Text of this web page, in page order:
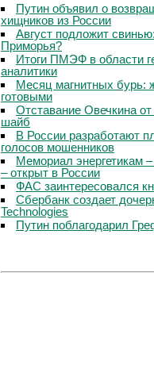
Путин объявил о
хищников из России
Август подложит
Приморья?
Итоги ПМЭФ в области
аналитики
Месяц магнитных бурь:
готовыми
Отставание Овечкина
шайб
В России разработают
голосов мошенников
Мемориал энергетикам
– открыт в России
ФАС заинтересовался
Сбербанк создает
Technologies
Путин поблагодарил